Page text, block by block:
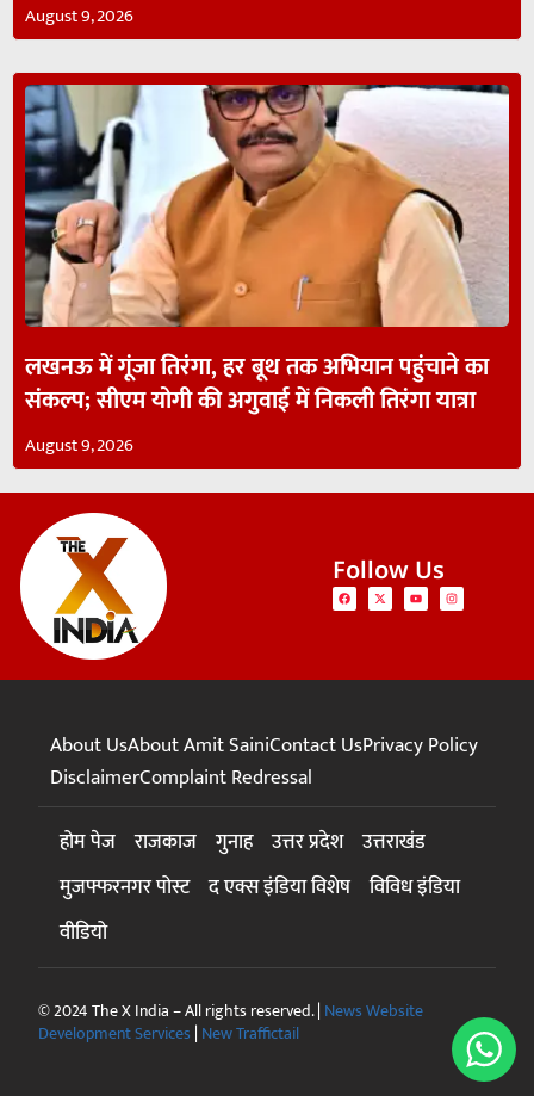
August 9, 2026
लखनऊ में गूंजा तिरंगा, हर बूथ तक अभियान पहुंचाने का
संकल्प; सीएम योगी की अगुवाई में निकली तिरंगा यात्रा
August 9, 2026
Follow Us
About UsAbout Amit SainiContact UsPrivacy Policy
DisclaimerComplaint Redressal
होम पेज राजकाज गुनाह उत्तर प्रदेश उत्तराखंड
मुजफ्फरनगर पोस्ट द एक्स इंडिया विशेष विविध इंडिया
वीडियो
© 2024 The X India – All rights reserved. | News Website
Development Services | New Traffictail